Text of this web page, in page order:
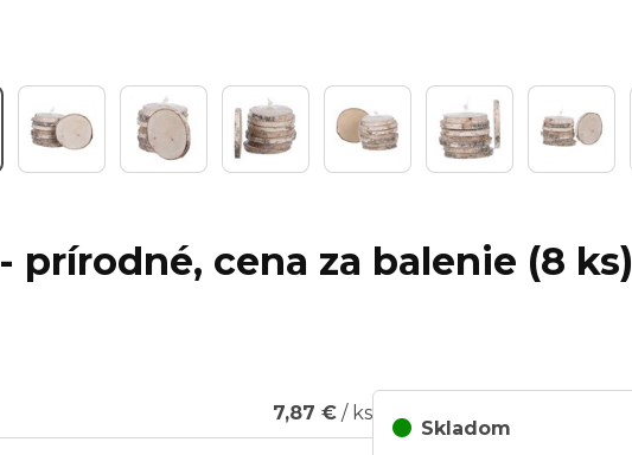
prírodné, cena za balenie (8 ks)
7,87 € / ks
Skladom